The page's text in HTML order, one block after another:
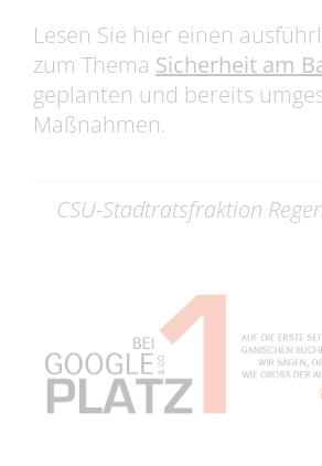
Lesen Sie hier einen
zum Thema Sicherheit am
geplanten und bereits
Maßnahmen.
CSU-Stadtratsfraktion